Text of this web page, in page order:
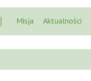
Misja Aktualności